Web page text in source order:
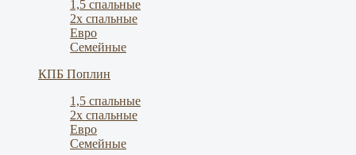
1,5 спальные
2х спальные
Евро
Семейные
КПБ Поплин
1,5 спальные
2х спальные
Евро
Семейные